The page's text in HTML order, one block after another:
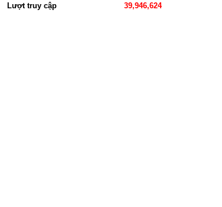
Lượt truy cập 39,946,624